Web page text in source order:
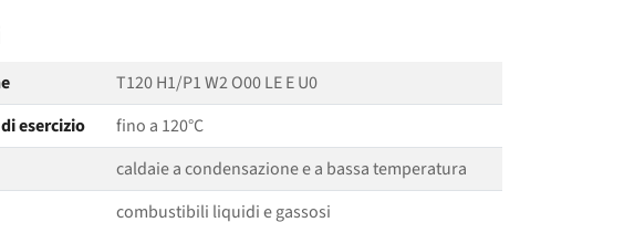
T120 H1/P1 W2 O00 LE E U0
esercizio
fino a 120°C
caldaie a condensazione e a bassa temperatura
combustibili liquidi e gassosi